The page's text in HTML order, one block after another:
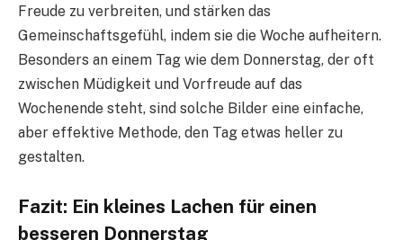
Freude zu verbreiten, und stärken das
Gemeinschaftsgefühl, indem sie die Woche aufheitern.
Besonders an einem Tag wie dem Donnerstag, der oft
zwischen Müdigkeit und Vorfreude auf das
Wochenende steht, sind solche Bilder eine einfache,
aber effektive Methode, den Tag etwas heller zu
gestalten.
Fazit: Ein kleines Lachen für einen
besseren Donnerstag